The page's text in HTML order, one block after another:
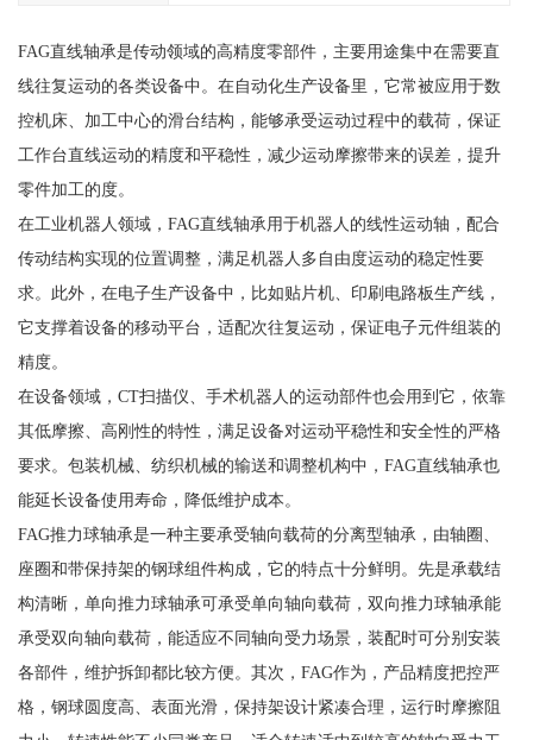
FAG直线轴承是传动领域的高精度零部件，主要用途集中在需要直
线往复运动的各类设备中。在自动化生产设备里，它常被应用于数
控机床、加工中心的滑台结构，能够承受运动过程中的载荷，保证
工作台直线运动的精度和平稳性，减少运动摩擦带来的误差，提升
零件加工的度。
在工业机器人领域，FAG直线轴承用于机器人的线性运动轴，配合
传动结构实现的位置调整，满足机器人多自由度运动的稳定性要
求。此外，在电子生产设备中，比如贴片机、印刷电路板生产线，
它支撑着设备的移动平台，适配次往复运动，保证电子元件组装的
精度。
在设备领域，CT扫描仪、手术机器人的运动部件也会用到它，依靠
其低摩擦、高刚性的特性，满足设备对运动平稳性和安全性的严格
要求。包装机械、纺织机械的输送和调整机构中，FAG直线轴承也
能延长设备使用寿命，降低维护成本。
FAG推力球轴承是一种主要承受轴向载荷的分离型轴承，由轴圈、
座圈和带保持架的钢球组件构成，它的特点十分鲜明。先是承载结
构清晰，单向推力球轴承可承受单向轴向载荷，双向推力球轴承能
承受双向轴向载荷，能适应不同轴向受力场景，装配时可分别安装
各部件，维护拆卸都比较方便。其次，FAG作为，产品精度把控严
格，钢球圆度高、表面光滑，保持架设计紧凑合理，运行时摩擦阻